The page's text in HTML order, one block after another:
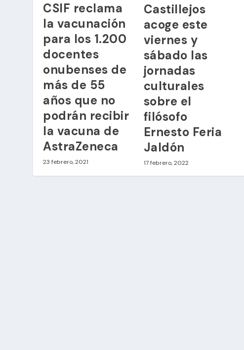
CSIF reclama
la vacunación
para los 1.200
docentes
onubenses de
más de 55
años que no
podrán recibir
la vacuna de
AstraZeneca
23 febrero, 2021
Castillejos
acoge este
viernes y
sábado las
jornadas
culturales
sobre el
filósofo
Ernesto Feria
Jaldón
17 febrero, 2022